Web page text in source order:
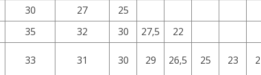
30 27
25
35 32 30 27,5
22
33 31 30 29 26,5 25 23